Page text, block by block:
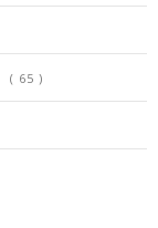
( 65 )